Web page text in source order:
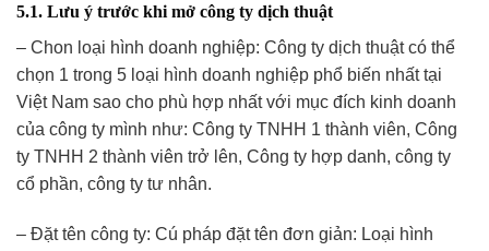
5.1. Lưu ý trước khi mở công ty dịch thuật
– Chon loại hình doanh nghiệp: Công ty dịch thuật có thể
chọn 1 trong 5 loại hình doanh nghiệp phổ biến nhất tại
Việt Nam sao cho phù hợp nhất với mục đích kinh doanh
của công ty mình như: Công ty TNHH 1 thành viên, Công
ty TNHH 2 thành viên trở lên, Công ty hợp danh, công ty
cổ phần, công ty tư nhân.
– Đặt tên công ty: Cú pháp đặt tên đơn giản: Loại hình